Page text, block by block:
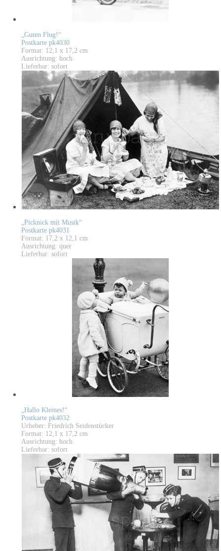
„Guten Flug!“
Postkarte pk4030
Format: 12,1 x 17,2 cm
Ausrichtung: hoch
Lieferbar: sofort
„Picknick mit Musik“
Postkarte pk4031
Format: 17,2 x 12,1 cm
Ausrichtung: quer
Lieferbar: sofort
„Hallo Kleines!“
Postkarte pk4032
Urheber: Friedrich Seidenstücker
Format: 12,1 x 17,2 cm
Ausrichtung: hoch
Lieferbar: sofort